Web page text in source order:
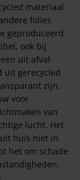
materiaal
folies
geproduceerd
ook bij
uit afval
uit gerecycled
zijn.
voor
van
lucht. Het
huis niet in
het om schade